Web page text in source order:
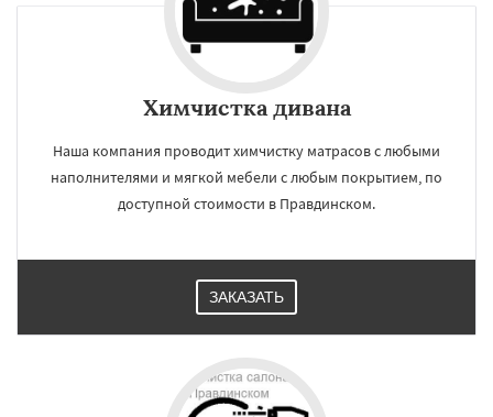
Химчистка дивана
Наша компания проводит химчистку матрасов с любыми
наполнителями и мягкой мебели с любым покрытием, по
доступной стоимости в Правдинском.
ЗАКАЗАТЬ